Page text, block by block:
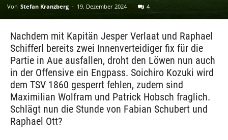
Von Stefan Kranzberg - 19. Dezember 2024 4
Nachdem mit Kapitän Jesper Verlaat und Raphael
Schifferl bereits zwei Innenverteidiger fix für die
Partie in Aue ausfallen, droht den Löwen nun auch
in der Offensive ein Engpass. Soichiro Kozuki wird
dem TSV 1860 gesperrt fehlen, zudem sind
Maximilian Wolfram und Patrick Hobsch fraglich.
Schlägt nun die Stunde von Fabian Schubert und
Raphael Ott?